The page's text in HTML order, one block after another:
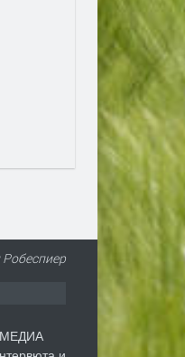
Glenn Hughes прекратява
турнетата и
преди 1 ден
МЕДИА